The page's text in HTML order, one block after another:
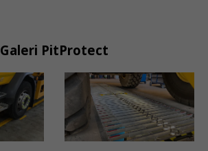
Galeri PitProtect